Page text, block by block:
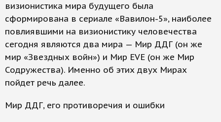
визионистика мира будущего была
сформирована в сериале «Вавилон-5», наиболее
повлиявшими на визионистику человечества
сегодня являются два мира — Мир ДДГ (он же
мир «Звездных войн») и Мир EVE (он же Мир
Содружества). Именно об этих двух Мирах
пойдет речь далее.
Мир ДДГ, его противоречия и ошибки